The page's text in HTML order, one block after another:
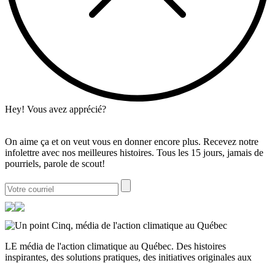
Hey! Vous avez apprécié?
On aime ça et on veut vous en donner encore plus. Recevez notre
infolettre avec nos meilleures histoires. Tous les 15 jours, jamais de
pourriels, parole de scout!
LE média de l'action climatique au Québec. Des histoires
inspirantes, des solutions pratiques, des initiatives originales aux